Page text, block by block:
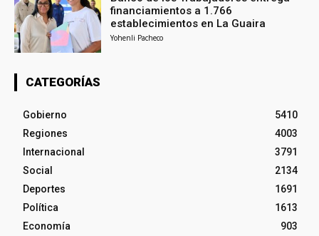
financiamientos a 1.766
establecimientos en La Guaira
Yohenli Pacheco
CATEGORÍAS
Gobierno
5410
Regiones
4003
Internacional
3791
Social
2134
Deportes
1691
Política
1613
Economía
903